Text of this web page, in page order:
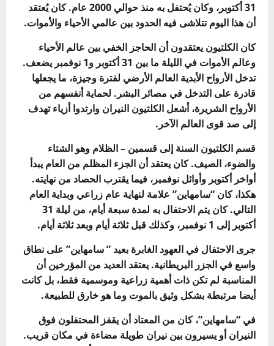
31 أكتوبر، وكان يُحتفل به منذ حوالي 2000 عام. كان يُعتقد
أن هذا اليوم تتلاشى فيه الحدود بين عالمي الأحياء والأموات.
كان الكلتيون يعتقدون أن الحاجز الخفي بين عالم الأحياء
وعالم الأموات في الليلة ما بين 31 أكتوبر و1 نوفمبر يضعف.
تدخل الأرواح الأبدية العالم الأرضي لفترة وجيزة، ما يجعلها
قادرة على التدخل في مصائر البشر. لحماية أنفسهم من
الأرواح الشريرة، أشعل الكلتيون النيران وارتدوا أزياء تهدف
إلى صد قوى العالم الآخر.
قسم الكلتيون السنة إلى قسمين – الظلام وهو الشتاء
والضوء، الصيف. كان يعتقد أن الجزء المظلم من العام يبدأ
أواخر أكتوبر وأوائل نوفمبر، فيما يقترب الحصاد من نهايته.
هكذا، كان “سامهاين” علامة لنهاية عام زراعي وبداية العام
التالي. كان يتم الاحتفال به لمدة سبعة أيام، من ليلة 31
أكتوبر إلى 1 نوفمبر، وكذلك قبل ثلاثة أيام وبعد ثلاثة أيام.
جرى الاحتفال في العهود الغابرة بعيد ” سامهاين” على نطاق
واسع في الجزر البريطانية. يعتقد العديد من المؤرخين أن
المناسبة لم تكن ذات أهمية زراعية وموسمية فقط، بل كانت
أيضا مرتبطة بشكل وثيق بالموت وما هو خارق للطبيعة.
في “سامهاين”، كان من المعتاد أن يقفز المحتفلون فوق
النيران أو يسيرون بين نيران طويلة مضاءة في مكان قريب.